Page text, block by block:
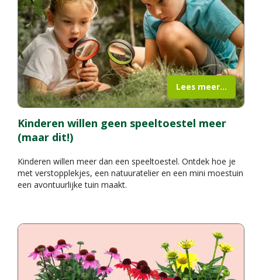
Kinderen willen geen speeltoestel meer
(maar dit!)
Kinderen willen meer dan een speeltoestel. Ontdek hoe je
met verstopplekjes, een natuuratelier en een mini moestuin
een avontuurlijke tuin maakt.
Lees meer...